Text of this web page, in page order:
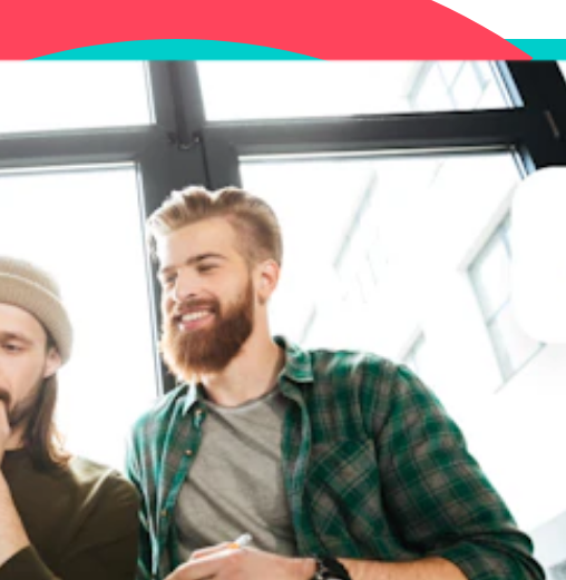
น TikTok
ยอดซ้ำอย่างไรด้วยอินไซต์ TikTok ที่นำไปใช้ได้จริง